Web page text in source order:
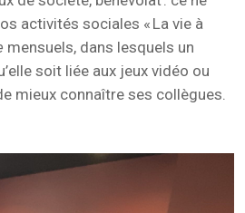
activités sociales « La vie à
mensuels, dans lesquels un
soit liée aux jeux vidéo ou
mieux connaître ses collègues.